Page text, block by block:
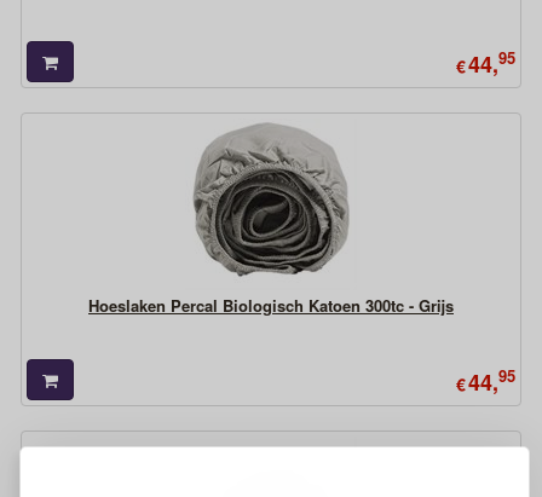
€44,95
Hoeslaken Percal Biologisch Katoen 300tc - Grijs
€44,95